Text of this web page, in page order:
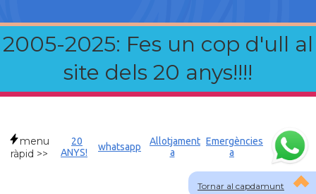
2005-2025: Fes un cop d'ull al
site dels 20 anys!!!!
Tornar al capdamunt
menu
ràpid >>
20
ANYS!
whatsapp
Allotjament
a
Emergències
a